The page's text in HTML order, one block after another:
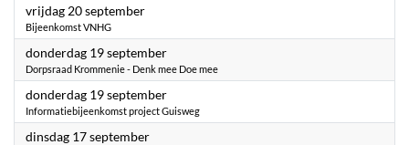
vrijdag 20 september2024
Bijeenkomst VNHG
donderdag 19 september2024
Dorpsraad Krommenie - Denk mee Doe mee
donderdag 19 september2024
Informatiebijeenkomst project Guisweg
dinsdag 17 september2024